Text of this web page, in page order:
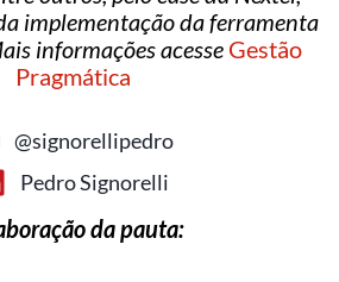
implementação da ferramenta
informações acesseGestão
Pragmática
@signorellipedro
Pedro Signorelli
da pauta: